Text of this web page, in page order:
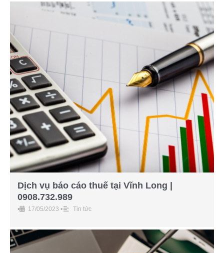
Dịch vụ báo cáo thuế tại Vĩnh Long |
0908.732.989
• 17/05/2023 • Tin tức